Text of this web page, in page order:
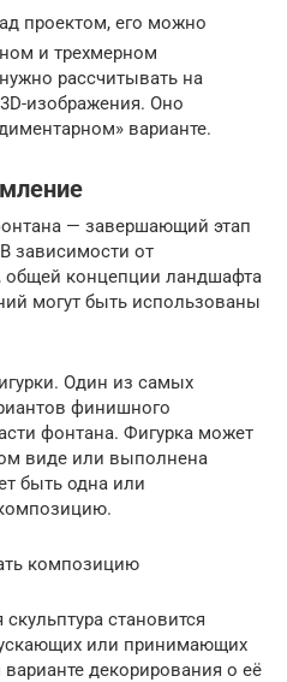
проектом, его можно
и трехмерном
рассчитывать на
изображения. Оно
варианте.
— завершающий этап
зависимости от
общей концепции ландшафта
могут быть использованы
Один из самых
финишного
фонтана. Фигурка может
виде или выполнена
быть одна или
композицию
становится
или принимающих
декорирования о её